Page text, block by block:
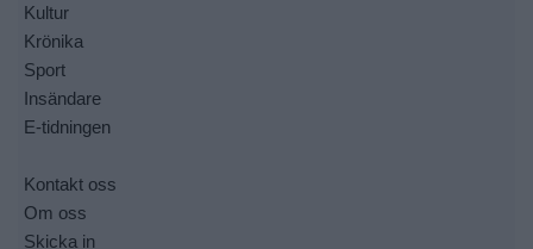
Kultur
Krönika
Sport
Insändare
E-tidningen
Kontakt oss
Om oss
Skicka in